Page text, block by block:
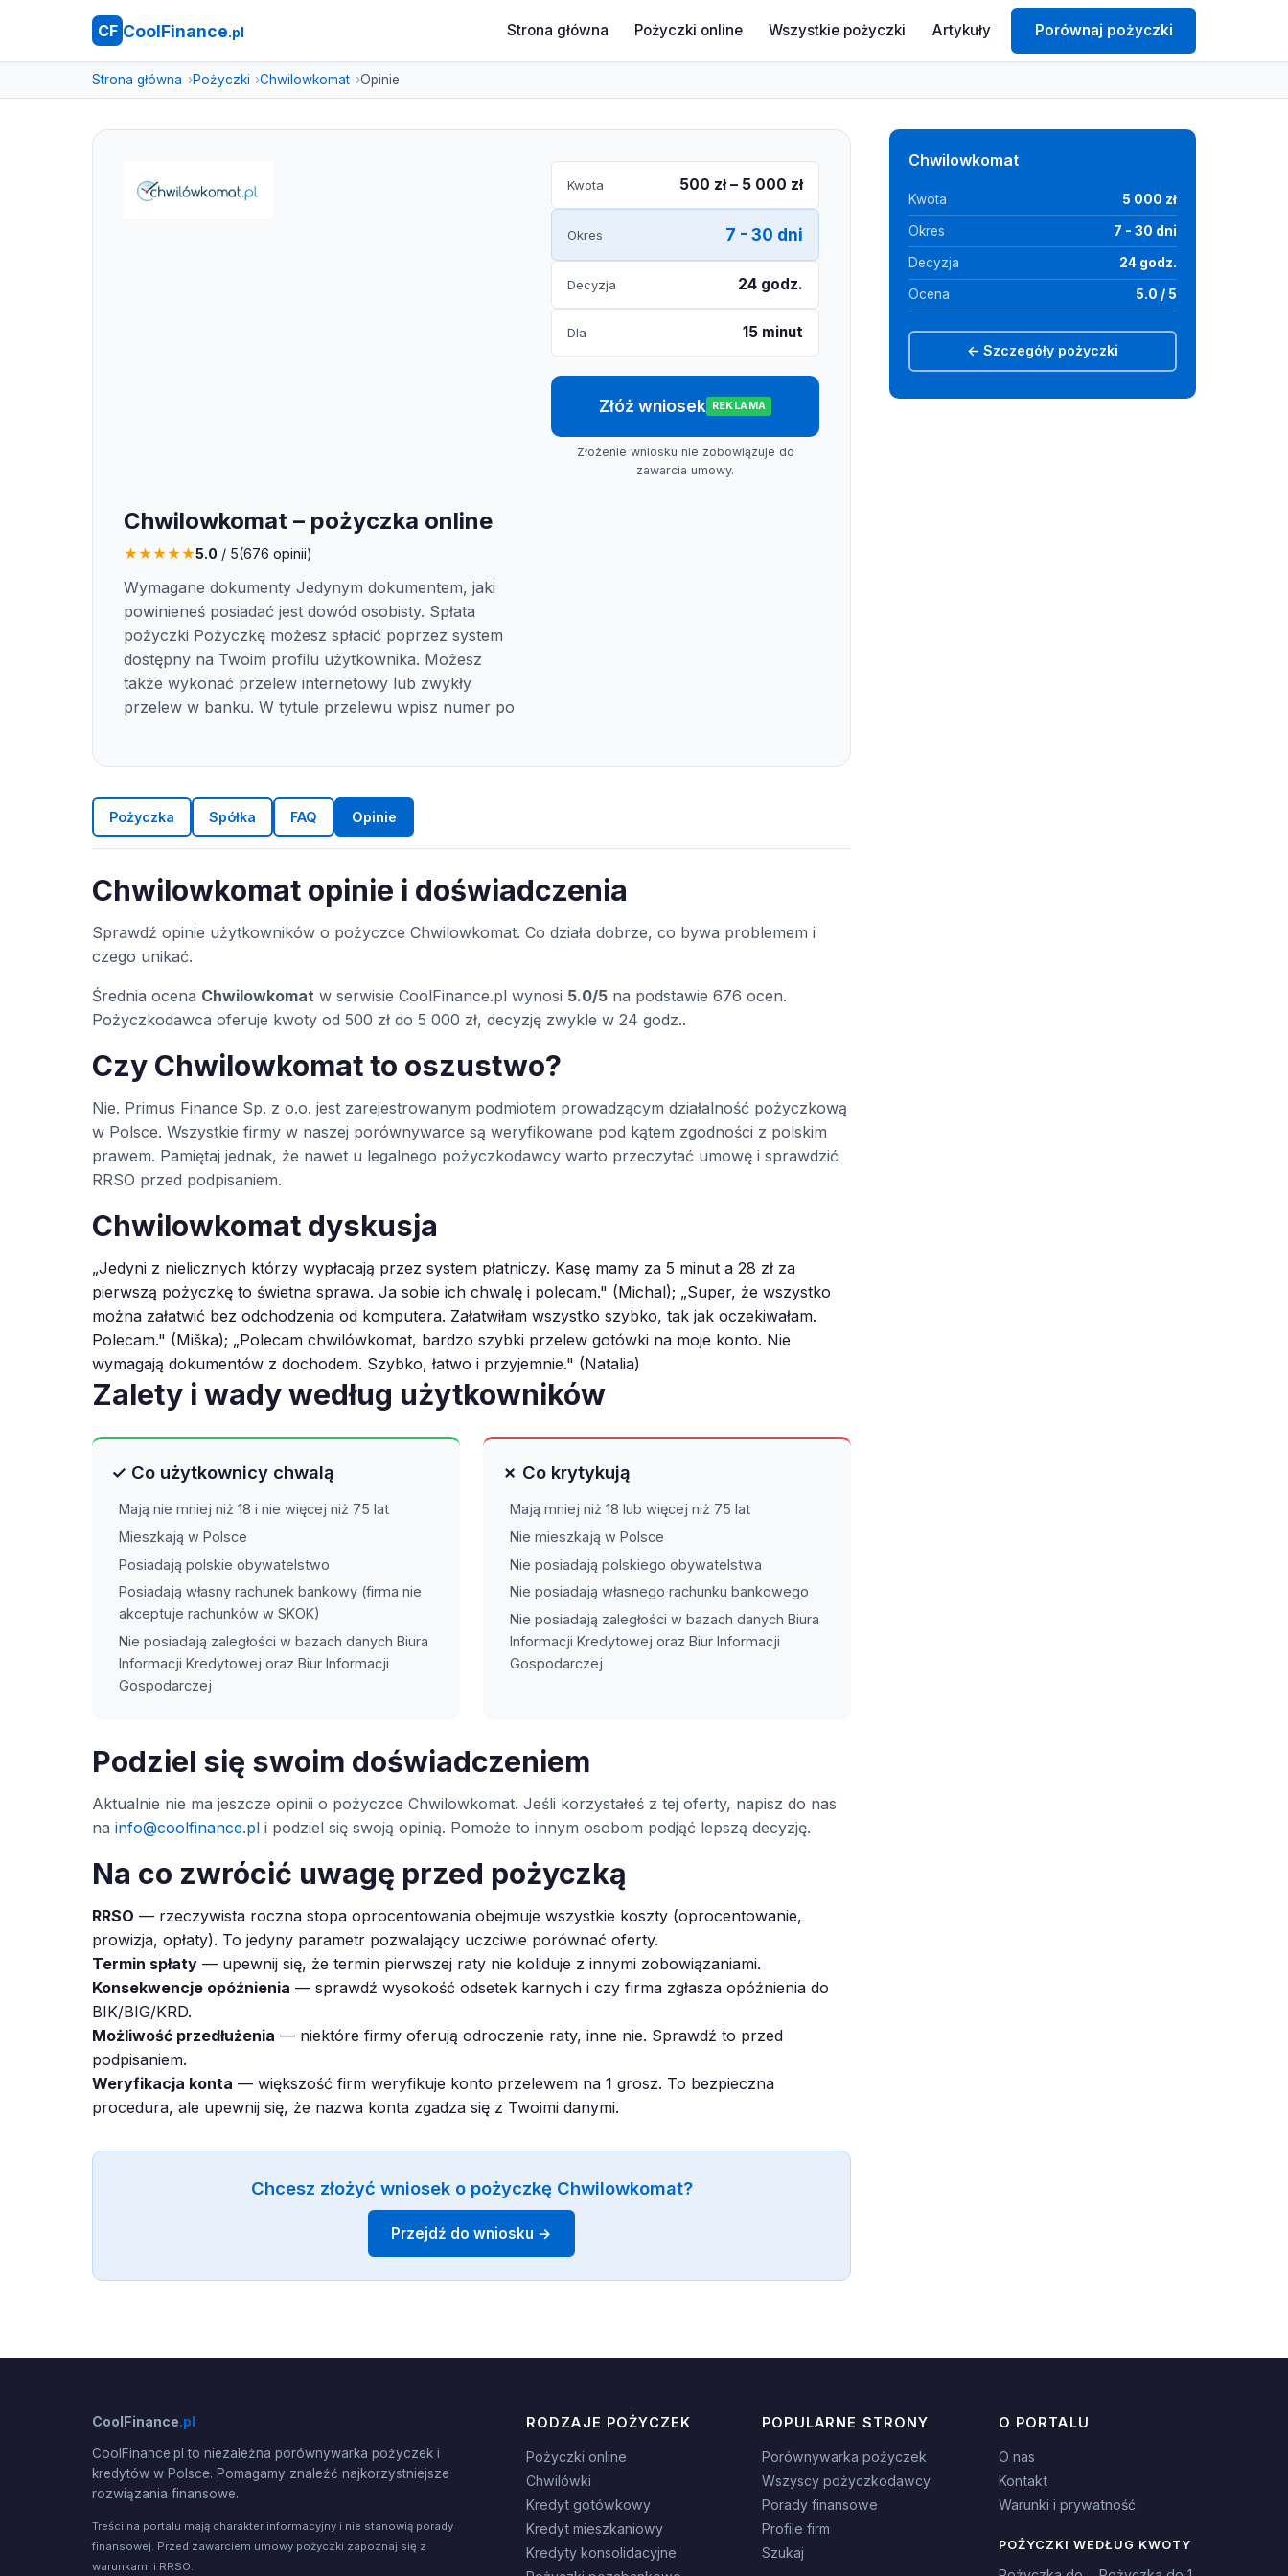
CF CoolFinance.pl Strona główna Pożyczki online Wszystkie pożyczki Artykuły Porównaj pożyczki
Strona główna Pożyczki Chwilowkomat Opinie
Chwilowkomat – pożyczka online
★★★★★5.0 / 5(676 opinii)
Wymagane dokumenty Jedynym dokumentem, jaki
powinieneś posiadać jest dowód osobisty. Spłata
pożyczki Pożyczkę możesz spłacić poprzez system
dostępny na Twoim profilu użytkownika. Możesz
także wykonać przelew internetowy lub zwykły
przelew w banku. W tytule przelewu wpisz numer po
Kwota 500 zł – 5 000 zł
Okres 7 - 30 dni
Decyzja 24 godz.
Dla 15 minut
Złóż wniosek REKLAMA
Złożenie wniosku nie zobowiązuje do
zawarcia umowy.
Pożyczka Spółka FAQ Opinie
Chwilowkomat opinie i doświadczenia
Sprawdź opinie użytkowników o pożyczce Chwilowkomat. Co działa dobrze, co bywa problemem i
czego unikać.
Średnia ocena Chwilowkomat w serwisie CoolFinance.pl wynosi 5.0/5 na podstawie 676 ocen.
Pożyczkodawca oferuje kwoty od 500 zł do 5 000 zł, decyzję zwykle w 24 godz..
Czy Chwilowkomat to oszustwo?
Nie. Primus Finance Sp. z o.o. jest zarejestrowanym podmiotem prowadzącym działalność pożyczkową
w Polsce. Wszystkie firmy w naszej porównywarce są weryfikowane pod kątem zgodności z polskim
prawem. Pamiętaj jednak, że nawet u legalnego pożyczkodawcy warto przeczytać umowę i sprawdzić
RRSO przed podpisaniem.
Chwilowkomat dyskusja
„Jedyni z nielicznych którzy wypłacają przez system płatniczy. Kasę mamy za 5 minut a 28 zł za
pierwszą pożyczkę to świetna sprawa. Ja sobie ich chwalę i polecam." (Michal); „Super, że wszystko
można załatwić bez odchodzenia od komputera. Załatwiłam wszystko szybko, tak jak oczekiwałam.
Polecam." (Miška); „Polecam chwilówkomat, bardzo szybki przelew gotówki na moje konto. Nie
wymagają dokumentów z dochodem. Szybko, łatwo i przyjemnie." (Natalia)
Zalety i wady według użytkowników
✓ Co użytkownicy chwalą
Mają nie mniej niż 18 i nie więcej niż 75 lat
Mieszkają w Polsce
Posiadają polskie obywatelstwo
Posiadają własny rachunek bankowy (firma nie
akceptuje rachunków w SKOK)
Nie posiadają zaległości w bazach danych Biura
Informacji Kredytowej oraz Biur Informacji
Gospodarczej
✗ Co krytykują
Mają mniej niż 18 lub więcej niż 75 lat
Nie mieszkają w Polsce
Nie posiadają polskiego obywatelstwa
Nie posiadają własnego rachunku bankowego
Nie posiadają zaległości w bazach danych Biura
Informacji Kredytowej oraz Biur Informacji
Gospodarczej
Podziel się swoim doświadczeniem
Aktualnie nie ma jeszcze opinii o pożyczce Chwilowkomat. Jeśli korzystałeś z tej oferty, napisz do nas
na info@coolfinance.pl i podziel się swoją opinią. Pomoże to innym osobom podjąć lepszą decyzję.
Na co zwrócić uwagę przed pożyczką
RRSO — rzeczywista roczna stopa oprocentowania obejmuje wszystkie koszty (oprocentowanie,
prowizja, opłaty). To jedyny parametr pozwalający uczciwie porównać oferty.
Termin spłaty — upewnij się, że termin pierwszej raty nie koliduje z innymi zobowiązaniami.
Konsekwencje opóźnienia — sprawdź wysokość odsetek karnych i czy firma zgłasza opóźnienia do
BIK/BIG/KRD.
Możliwość przedłużenia — niektóre firmy oferują odroczenie raty, inne nie. Sprawdź to przed
podpisaniem.
Weryfikacja konta — większość firm weryfikuje konto przelewem na 1 grosz. To bezpieczna
procedura, ale upewnij się, że nazwa konta zgadza się z Twoimi danymi.
Chcesz złożyć wniosek o pożyczkę Chwilowkomat?
Przejdź do wniosku →
Chwilowkomat
Kwota 5 000 zł
Okres 7 - 30 dni
Decyzja 24 godz.
Ocena 5.0 / 5
← Szczegóły pożyczki
CoolFinance.pl
CoolFinance.pl to niezależna porównywarka pożyczek i
kredytów w Polsce. Pomagamy znaleźć najkorzystniejsze
rozwiązania finansowe.
Treści na portalu mają charakter informacyjny i nie stanowią porady
finansowej. Przed zawarciem umowy pożyczki zapoznaj się z
warunkami i RRSO.
RODZAJE POŻYCZEK
Pożyczki online
Chwilówki
Kredyt gotówkowy
Kredyt mieszkaniowy
Kredyty konsolidacyjne
POPULARNE STRONY
Porównywarka pożyczek
Wszyscy pożyczkodawcy
Porady finansowe
Profile firm
Szukaj
O PORTALU
O nas
Kontakt
Warunki i prywatność
POŻYCZKI WEDŁUG KWOTY